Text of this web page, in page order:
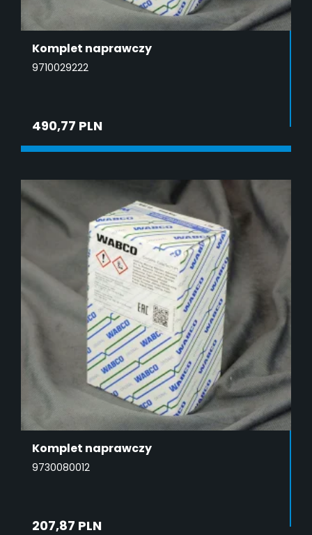
Komplet naprawczy
9710029222
490,77 PLN
Komplet naprawczy
9730080012
207,87 PLN